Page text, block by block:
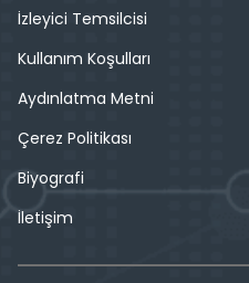
İzleyici Temsilcisi
Kullanım Koşulları
Aydınlatma Metni
Çerez Politikası
Biyografi
İletişim